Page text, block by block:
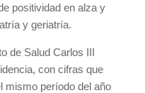
positividad en alza y
y geriatría.
de Salud Carlos III
con cifras que
mismo período del año